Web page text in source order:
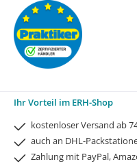
Ihr Vorteil im ERH-Shop
kostenloser Versand ab
auch an DHL-
Zahlung mit PayPal,